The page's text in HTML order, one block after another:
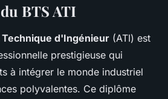
BTS ATI
Technique d'Ingénieur (ATI) est
prestigieuse qui
à intégrer le monde industriel
polyvalentes. Ce diplôme